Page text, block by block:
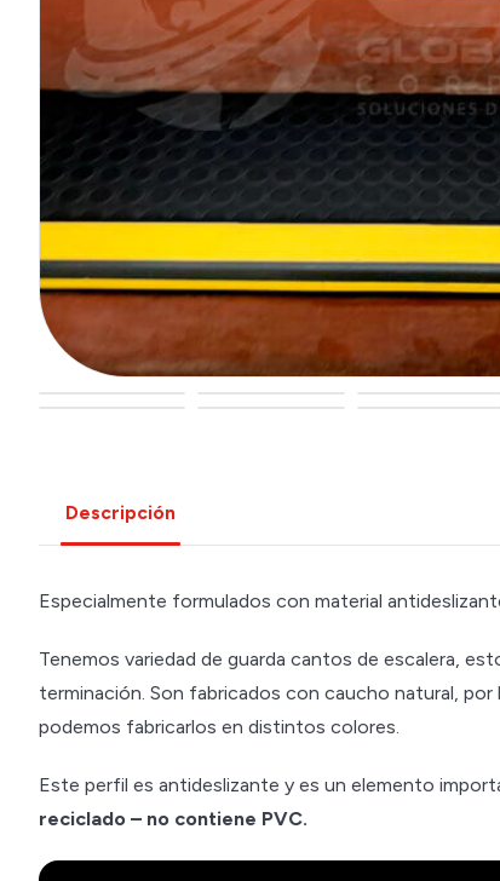
Descripción
Especialmente formulados con material
Tenemos variedad de guarda cantos de escalera,
terminación. Son fabricados con caucho natural,
podemos fabricarlos en distintos colores.
Este perfil es antideslizante y es un elemento
reciclado – no contiene PVC.